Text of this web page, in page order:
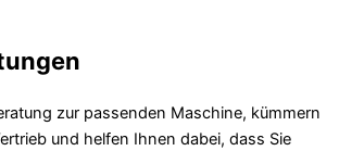
zur passenden Maschine, kümmern
und helfen Ihnen dabei, dass Sie